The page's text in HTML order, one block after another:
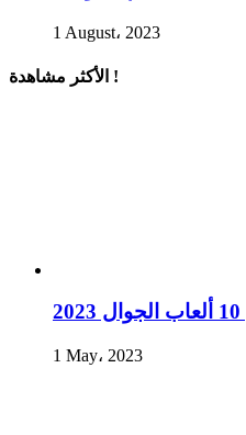
1 August، 2023
الأكثر مشاهدة !
1 May، 2023